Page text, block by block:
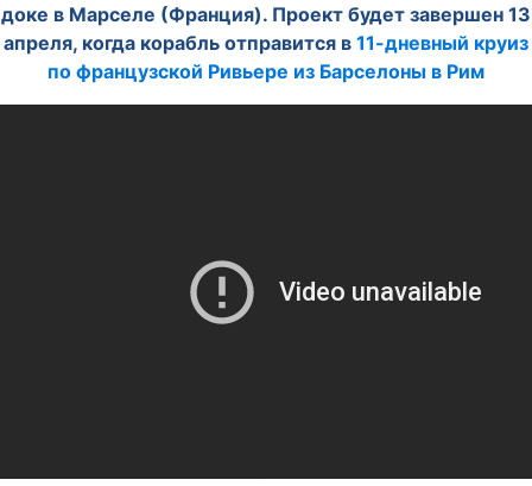
доке в Марселе (Франция). Проект будет завершен 13
апреля, когда корабль отправится в 11-дневный круиз
по французской Ривьере из Барселоны в Рим